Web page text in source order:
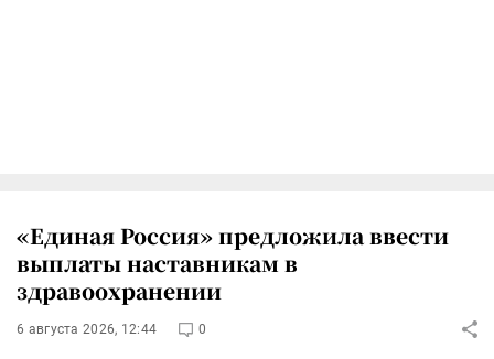
«Единая Россия» предложила ввести
выплаты наставникам в
здравоохранении
6 августа 2026, 12:44 0